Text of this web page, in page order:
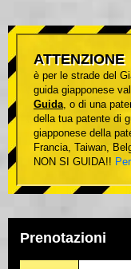
ATTENZIONE
è per le strade del
guida giapponese
Guida, o di una
della tua patente di
giapponese della
Francia, Taiwan,
NON SI GUIDA!!
Prenotazioni